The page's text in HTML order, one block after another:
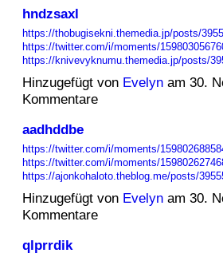
hndzsaxl
https://thobugisekni.themedia.jp/posts/
https://twitter.com/i/moments/
https://knivevyknumu.themedia.jp/posts/
Hinzugefügt von Evelynam 30.
Kommentare
aadhddbe
https://twitter.com/i/moments/
https://twitter.com/i/moments/
https://ajonkohaloto.theblog.me/posts/
Hinzugefügt von Evelynam 30.
Kommentare
qlprrdik